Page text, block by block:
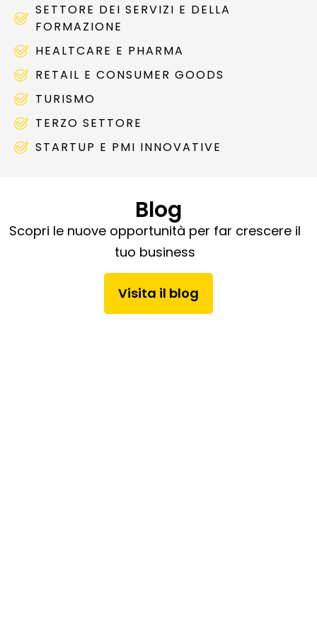
SETTORE DEI SERVIZI E DELLA
FORMAZIONE
HEALTCARE E PHARMA
RETAIL E CONSUMER GOODS
TURISMO
TERZO SETTORE
STARTUP E PMI INNOVATIVE
Blog
Scopri le nuove opportunità per far crescere il
tuo business
Visita il blog